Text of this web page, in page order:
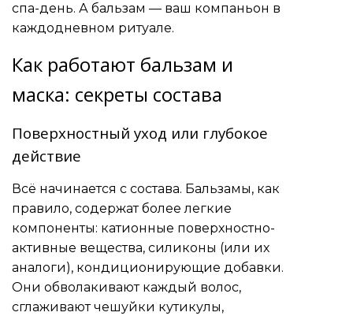
спа-день. А бальзам — ваш компаньон в
каждодневном ритуале.
Как работают бальзам и
маска: секреты состава
Поверхностный уход или глубокое
действие
Всё начинается с состава. Бальзамы, как
правило, содержат более легкие
компоненты: катионные поверхностно-
активные вещества, силиконы (или их
аналоги), кондиционирующие добавки.
Они обволакивают каждый волос,
сглаживают чешуйки кутикулы,